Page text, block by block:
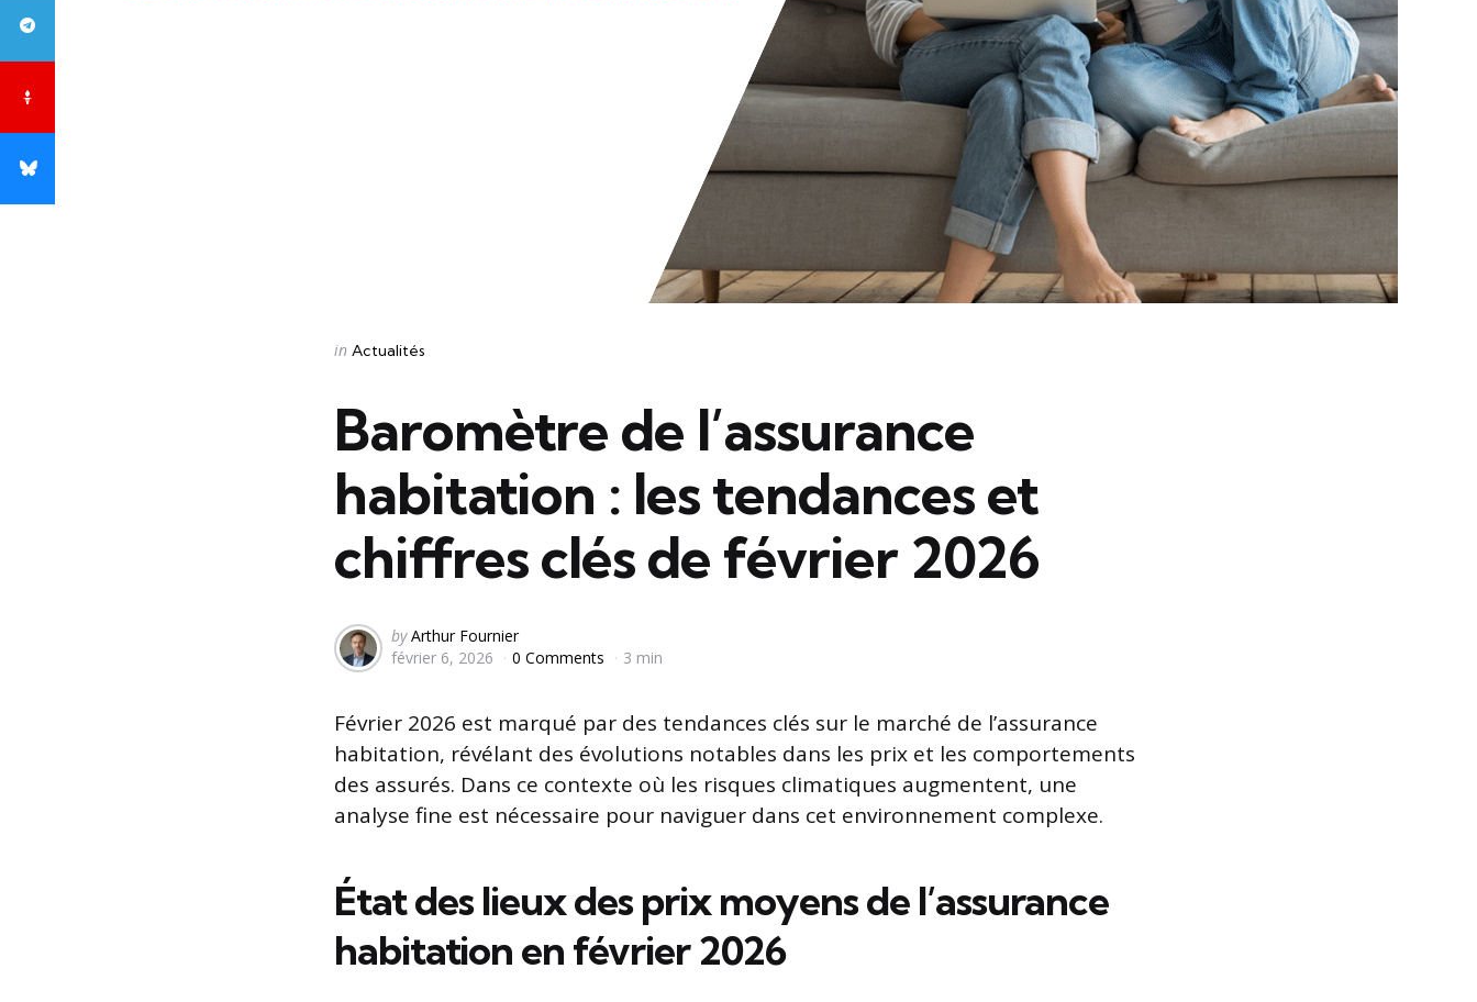
Categories
Posted
in Actualités
Baromètre de l’assurance
habitation : les tendances et
chiffres clés de février 2026
Posted
by
by Arthur Fournier
février 6, 2026
0 Comments 3 min
Février 2026 est marqué par des tendances clés sur le marché de l’assurance
habitation, révélant des évolutions notables dans les prix et les comportements
des assurés. Dans ce contexte où les risques climatiques augmentent, une
analyse fine est nécessaire pour naviguer dans cet environnement complexe.
État des lieux des prix moyens de l’assurance
habitation en février 2026